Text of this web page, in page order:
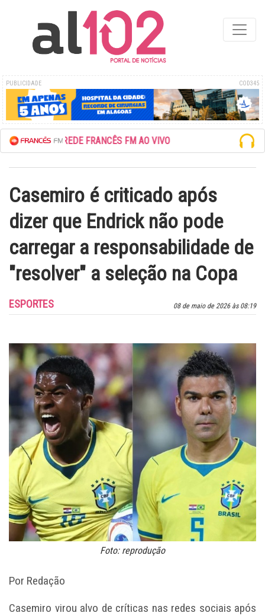
PUBLICIDADE COD345
ESCUTE A REDE FRANCÊS FM AO VIVO
Casemiro é criticado após
dizer que Endrick não pode
carregar a responsabilidade de
"resolver" a seleção na Copa
08 de maio de 2026 às 08:19
ESPORTES
Foto: reprodução
Por Redação
Casemiro virou alvo de críticas nas redes sociais após